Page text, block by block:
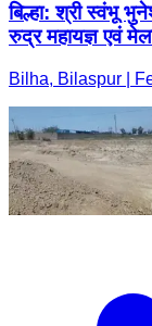
बिल्हा: श्री स्वंभू
रुद्र महायज्ञ एवं
Bilha, Bilaspur |